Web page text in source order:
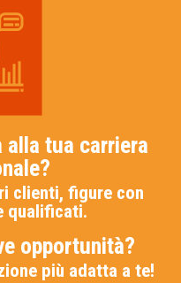
alla tua carriera
clienti, figure con
qualificati.
opportunità?
più adatta a te!